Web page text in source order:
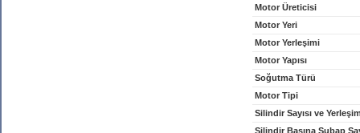
Motor Üreticisi
Motor Yeri
Motor Yerleşimi
Motor Yapısı
Soğutma Türü
Motor Tipi
Silindir Sayısı ve
Silindir Başına Subap